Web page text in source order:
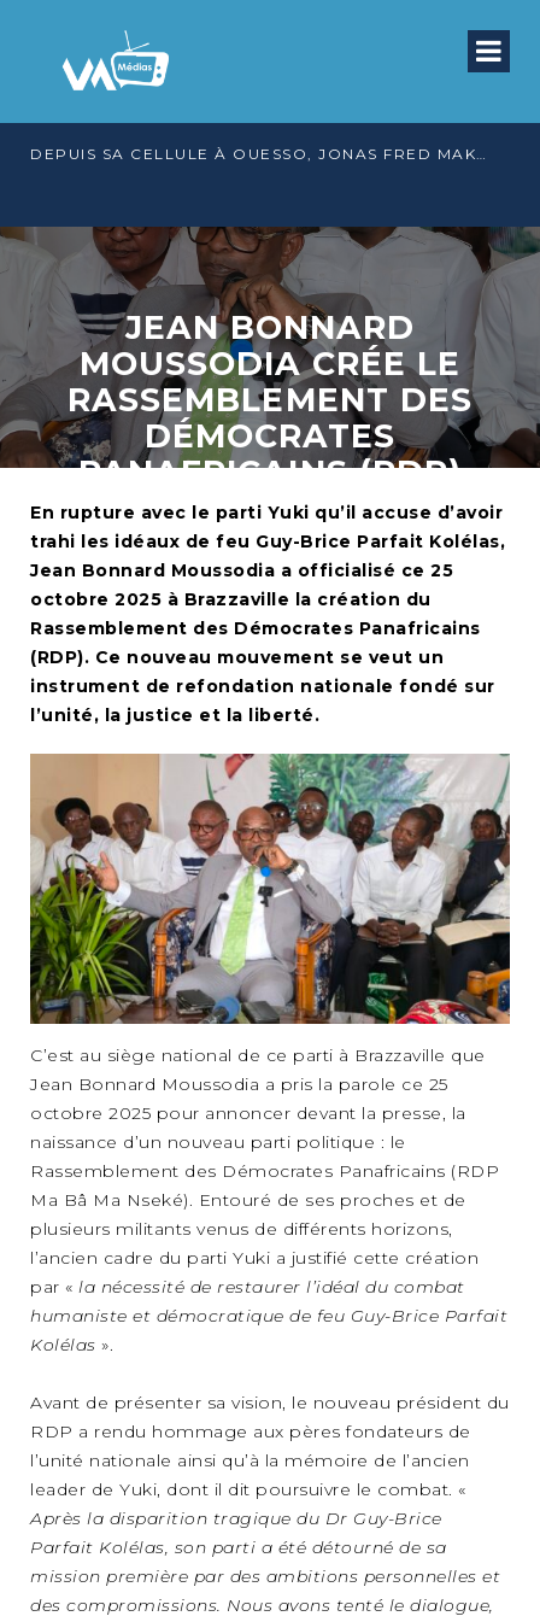
DEPUIS SA CELLULE À OUESSO, JONAS FRED MAKITA DÉNONCE CE QU’IL QUALIFIE DE DÉNI DE JUSTICE
JEAN BONNARD
MOUSSODIA CRÉE LE
RASSEMBLEMENT DES
DÉMOCRATES
PANAFRICAINS (RDP)
En rupture avec le parti Yuki qu’il accuse d’avoir
trahi les idéaux de feu Guy-Brice Parfait Kolélas,
Jean Bonnard Moussodia a officialisé ce 25
octobre 2025 à Brazzaville la création du
Rassemblement des Démocrates Panafricains
(RDP). Ce nouveau mouvement se veut un
instrument de refondation nationale fondé sur
l’unité, la justice et la liberté.
C’est au siège national de ce parti à Brazzaville que
Jean Bonnard Moussodia a pris la parole ce 25
octobre 2025 pour annoncer devant la presse, la
naissance d’un nouveau parti politique : le
Rassemblement des Démocrates Panafricains (RDP
Ma Bâ Ma Nseké). Entouré de ses proches et de
plusieurs militants venus de différents horizons,
l’ancien cadre du parti Yuki a justifié cette création
par « la nécessité de restaurer l’idéal du combat
humaniste et démocratique de feu Guy-Brice Parfait
Kolélas ».
Avant de présenter sa vision, le nouveau président du
RDP a rendu hommage aux pères fondateurs de
l’unité nationale ainsi qu’à la mémoire de l’ancien
leader de Yuki, dont il dit poursuivre le combat. «
Après la disparition tragique du Dr Guy-Brice
Parfait Kolélas, son parti a été détourné de sa
mission première par des ambitions personnelles et
des compromissions. Nous avons tenté le dialogue,